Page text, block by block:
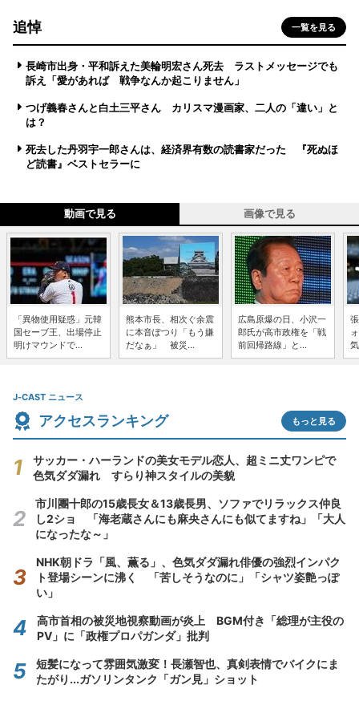
追悼 一覧を見る
長崎市出身・平和訴えた美輪明宏さん死去 ラストメッセージでも
訴え「愛があれば 戦争なんか起こりません」
つげ義春さんと白土三平さん カリスマ漫画家、二人の「違い」と
は？
死去した丹羽宇一郎さんは、経済界有数の読書家だった 『死ぬほ
ど読書』ベストセラーに
動画で見る 画像で見る
「異物使用疑惑」元韓
国セーブ王、出場停止
明けマウンドで...
熊本市長、相次ぐ余震
に本音ぽつり「もう嫌
だなぁ」 被災...
広島原爆の日、小沢一
郎氏が高市政権を「戦
前回帰路線」と...
J-CAST ニュース
アクセスランキング もっと見る
サッカー・ハーランドの美女モデル恋人、超ミニ丈ワンピで
色気ダダ漏れ すらり神スタイルの美貌
市川團十郎の15歳長女＆13歳長男、ソファでリラックス仲良
し2ショ 「海老蔵さんにも麻央さんにも似てますね」「大人
になったな～」
NHK朝ドラ「風、薫る」、色気ダダ漏れ俳優の強烈インパク
ト登場シーンに沸く 「苦しそうなのに」「シャツ姿艶っぽ
い」
高市首相の被災地視察動画が炎上 BGM付き「総理が主役の
PV」に「政権プロパガンダ」批判
短髪になって雰囲気激変！長瀬智也、真剣表情でバイクにま
たがり...ガソリンタンク「ガン見」ショット